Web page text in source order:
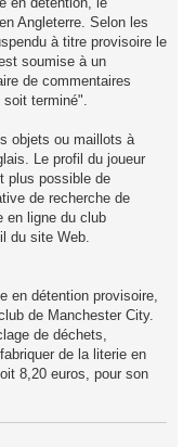
Angleterre. Selon les
à titre provisoire le
soumise à un
de commentaires
terminé".
objets ou maillots à
Le profil du joueur
plus possible de
de recherche de
en ligne du club
du site Web.
en détention provisoire,
de Manchester City.
de déchets,
de la literie en
8,20 euros, pour son